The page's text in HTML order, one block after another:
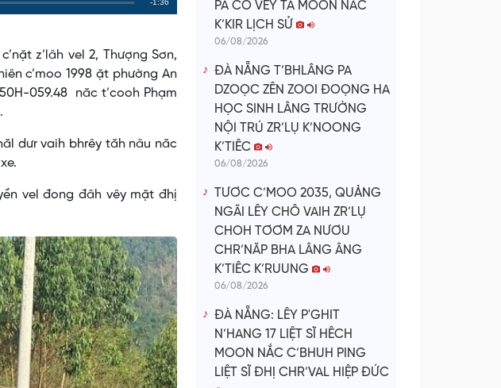
Remaining
-1:36
z’lâh vel 2, Thượng Sơn,
c’moo 1998 ặt phường An
059.48 năc t’cooh Phạm
dưr vaih bhrêy tăh nâu năc
vel đong đâh vêy mặt đhị
PA CÔ VÊY TA MOON NĂC
K’KIR LỊCH SỬ
06/08/2026
ĐÀ NẴNG T’BHLÂNG PA
DZOỌC ZÊN ZOOI ĐOỌNG HA
HỌC SINH LÂNG TRƯỜNG
NỘI TRÚ ZR’LỤ K’NOONG
K’TIÊC
06/08/2026
TƯƠC C’MOO 2035, QUẢNG
NGÃI LÊY CHÔ VAIH ZR’LỤ
CHOH TƠƠM ZA NƯƠU
CHR’NĂP BHA LÂNG ÂNG
K’TIÊC K’RUUNG
06/08/2026
ĐÀ NẴNG: LÊY P'GHIT
N’HANG 17 LIỆT SĨ HÊCH
MOON NẮC C’BHUH PING
LIỆT SĨ ĐHỊ CHR’VAL HIỆP ĐỨC